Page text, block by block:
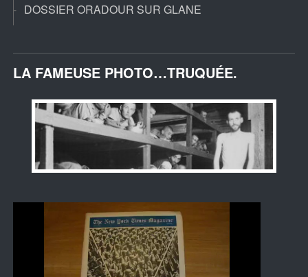
DOSSIER ORADOUR SUR GLANE
LA FAMEUSE PHOTO…TRUQUÉE.